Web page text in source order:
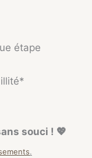
étape
souci ! 💖
.